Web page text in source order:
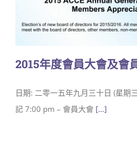
2015年度會員大會及會
日期: 二零一五年九月三十日 (星期
記 7:00 pm – 會員大會 […]